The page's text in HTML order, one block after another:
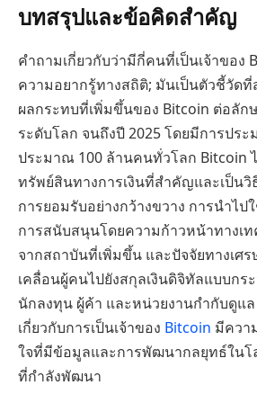
บทสรุปและข้อคิดสำคัญ
คำถามเกี่ยวกับว่ามีกี่คนที่เป็นเจ้าของ
ความอยากรู้ทางสถิติ; มันเป็นตัวชี้วัด
ผลกระทบที่เพิ่มขึ้นของ Bitcoin ต่อลัก
ระดับโลก จนถึงปี 2025 โดยมีการปร
ประมาณ 100 ล้านคนทั่วโลก Bitcoin
ทรัพย์สินทางการเงินที่สำคัญและเป็นวิ
การยอมรับอย่างกว้างขวาง การนำไป
การสนับสนุนโดยความก้าวหน้าทางเ
จากสถาบันที่เพิ่มขึ้น และปัจจัยทางเศ
เคลื่อนผู้คนไปยังสกุลเงินดิจิทัลแบบกร
นักลงทุน ผู้ค้า และหน่วยงานกำกับดูแ
เกี่ยวกับการเป็นเจ้าของ Bitcoin มีควา
ใจที่มีข้อมูลและการพัฒนากลยุทธ์ในโ
ที่กำลังพัฒนา